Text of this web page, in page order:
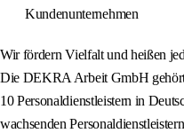
Kundenunternehmen
Wir fördern Vielfalt und heißen
Die DEKRA Arbeit GmbH
10 Personaldienstleistern in
wachsenden